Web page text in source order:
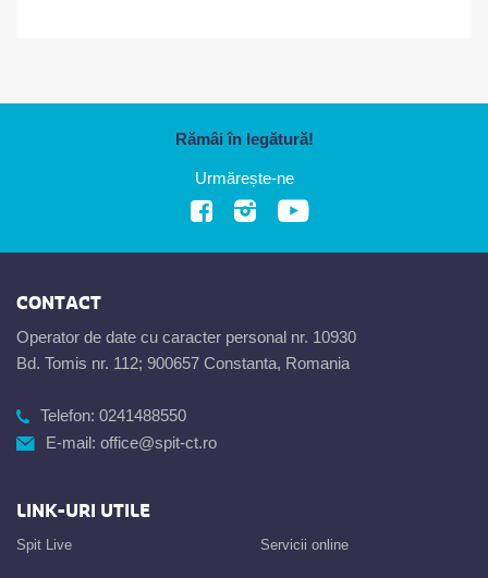
Rămâi în legătură!
Urmărește-ne
CONTACT
Operator de date cu caracter personal nr. 10930
Bd. Tomis nr. 112; 900657 Constanta, Romania
Telefon: 0241488550
E-mail: office@spit-ct.ro
LINK-URI UTILE
Spit Live Servicii online